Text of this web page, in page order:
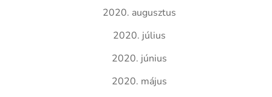
2020. augusztus
2020. július
2020. június
2020. május